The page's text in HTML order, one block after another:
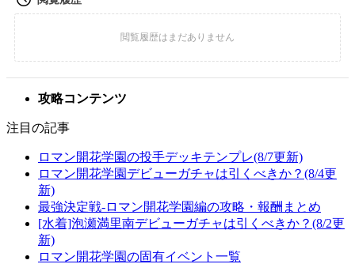
攻略コンテンツ
注目の記事
ロマン開花学園の投手デッキテンプレ(8/7更新)
ロマン開花学園デビューガチャは引くべきか？(8/4更
新)
最強決定戦-ロマン開花学園編の攻略・報酬まとめ
[水着]泡瀬満里南デビューガチャは引くべきか？(8/2更
新)
ロマン開花学園の固有イベント一覧